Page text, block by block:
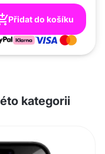
Přidat do košíku
kategorii